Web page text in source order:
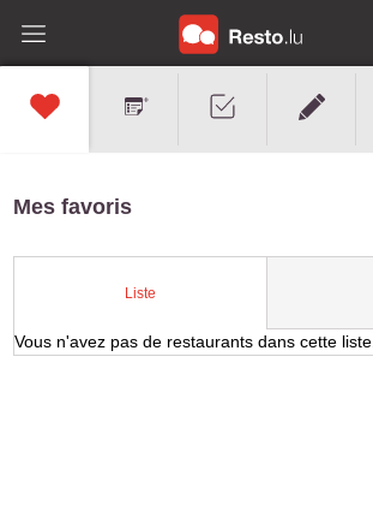
Mes favoris
Liste
Vous n'avez pas de restaurants dans cette liste.